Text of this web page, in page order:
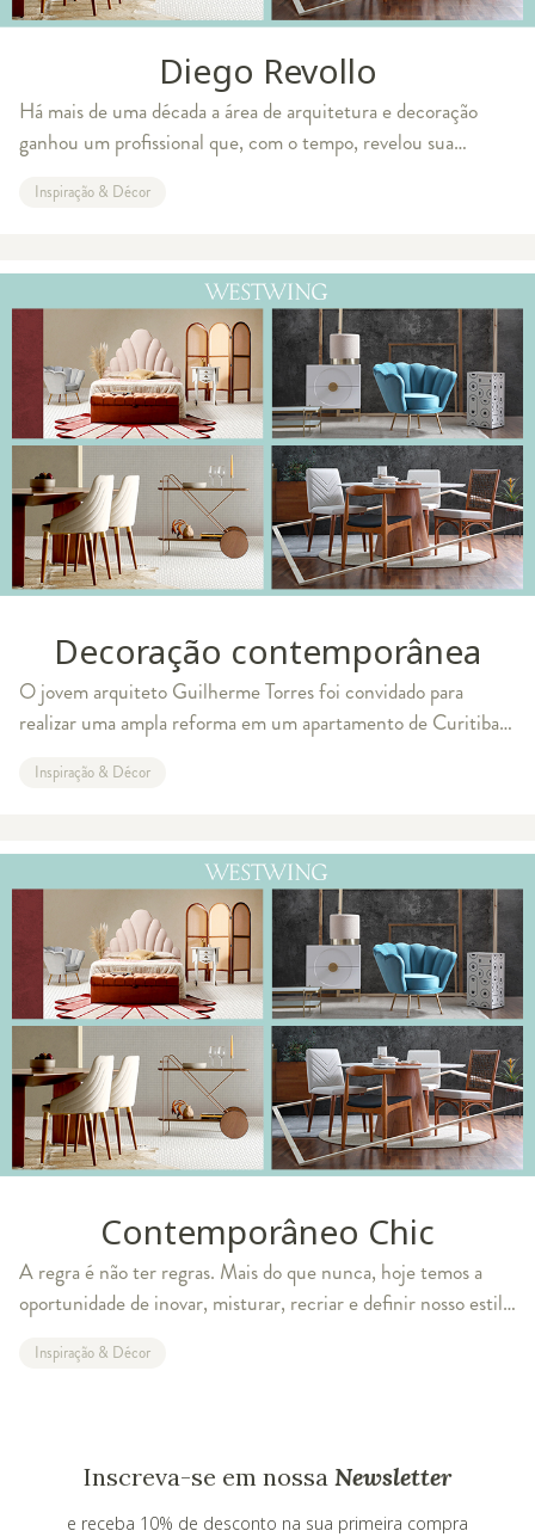
Diego Revollo
Há mais de uma década a área de arquitetura e decoração
ganhou um profissional que, com o tempo, revelou sua
em 2000 ao lado de Roberto Migotto
Inspiração & Décor
Decoração contemporânea
O jovem arquiteto Guilherme Torres foi convidado para
realizar uma ampla reforma em um apartamento de Curitiba.
com seu filho pequeno. O desa
Inspiração & Décor
Contemporâneo Chic
A regra é não ter regras. Mais do que nunca, hoje temos a
oportunidade de inovar, misturar, recriar e definir nosso estilo
aquela cheia de conte
Inspiração & Décor
Inscreva-se em nossa Newsletter
e receba 10% de desconto na sua primeira compra